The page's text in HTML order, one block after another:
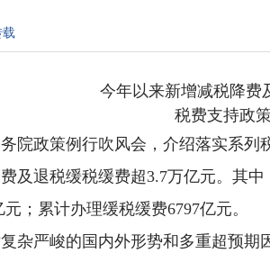
载
今年以来新增减税降费
税费支持政
院政策例行吹风会，介绍落实系
及退税缓税缓费超3.7万亿元。其
；累计办理缓税缓费6797亿元。
杂严峻的国内外形势和多重超预